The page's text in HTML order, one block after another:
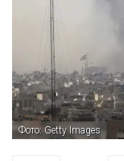
Фото: Getty Images